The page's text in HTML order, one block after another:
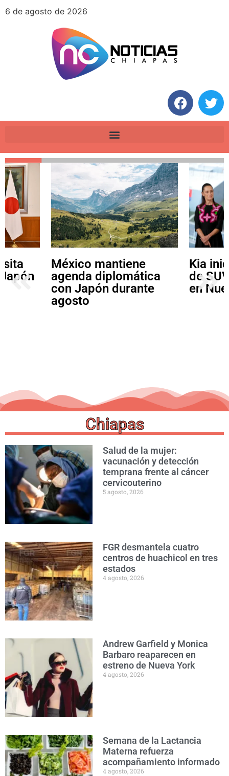
6 de agosto de 2026
Kia inicia producción
de SUV eléctrica EV3
en Nuevo León
Chiapas
Salud de la mujer:
vacunación y detección
temprana frente al cáncer
cervicouterino
5 agosto, 2026
FGR desmantela cuatro
centros de huachicol en tres
estados
4 agosto, 2026
Andrew Garfield y Monica
Barbaro reaparecen en
estreno de Nueva York
4 agosto, 2026
Semana de la Lactancia
Materna refuerza
acompañamiento informado
4 agosto, 2026